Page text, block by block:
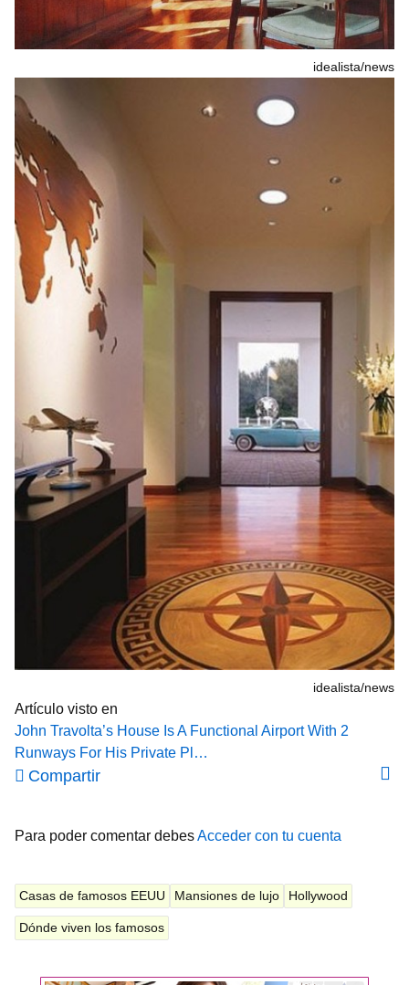
idealista/news
idealista/news
Artículo visto en
John Travolta’s House Is A Functional Airport With 2
Runways For His Private Pl…
Compartir
Para poder comentar debesAcceder con tu cuenta
Casas de famosos EEUU Mansiones de lujo Hollywood
Dónde viven los famosos